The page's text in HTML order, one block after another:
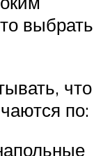
выбрать
что
по: